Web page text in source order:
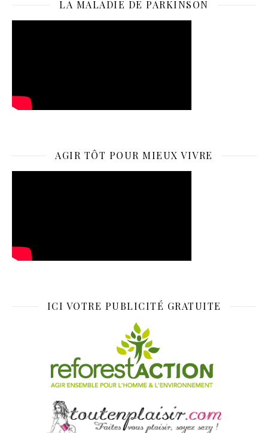
LA MALADIE DE PARKINSON
AGIR TÔT POUR MIEUX VIVRE
ICI VOTRE PUBLICITÉ GRATUITE